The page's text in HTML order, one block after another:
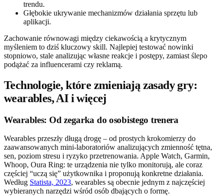
trendu.
Głębokie ukrywanie mechanizmów działania sprzętu lub
aplikacji.
Zachowanie równowagi między ciekawością a krytycznym
myśleniem to dziś kluczowy skill. Najlepiej testować nowinki
stopniowo, stale analizując własne reakcje i postępy, zamiast ślepo
podążać za influencerami czy reklamą.
Technologie, które zmieniają zasady gry:
wearables, AI i więcej
Wearables: Od zegarka do osobistego trenera
Wearables przeszły długą drogę – od prostych krokomierzy do
zaawansowanych mini-laboratoriów analizujących zmienność tętna,
sen, poziom stresu i ryzyko przetrenowania. Apple Watch, Garmin,
Whoop, Oura Ring: te urządzenia nie tylko monitorują, ale coraz
częściej “uczą się” użytkownika i proponują konkretne działania.
Według Statista, 2023, wearables są obecnie jednym z najczęściej
wybieranych narzędzi wśród osób dbających o formę.